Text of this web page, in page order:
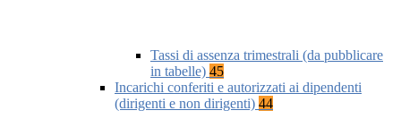
Tassi di assenza trimestrali (da pubblicare
in tabelle) 45
Incarichi conferiti e autorizzati ai dipendenti
(dirigenti e non dirigenti) 44